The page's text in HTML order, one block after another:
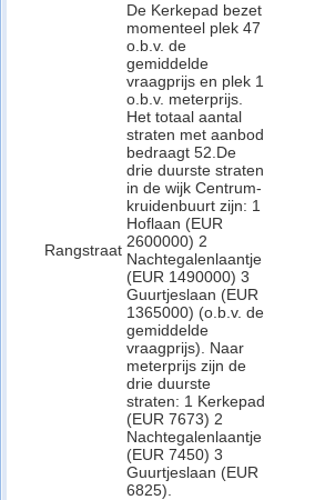
Rangstraat
De Kerkepad bezet
momenteel plek 47
o.b.v. de
gemiddelde
vraagprijs en plek 1
o.b.v. meterprijs.
Het totaal aantal
straten met aanbod
bedraagt 52.De
drie duurste straten
in de wijk Centrum-
kruidenbuurt zijn: 1
Hoflaan (EUR
2600000) 2
Nachtegalenlaantje
(EUR 1490000) 3
Guurtjeslaan (EUR
1365000) (o.b.v. de
gemiddelde
vraagprijs). Naar
meterprijs zijn de
drie duurste
straten: 1 Kerkepad
(EUR 7673) 2
Nachtegalenlaantje
(EUR 7450) 3
Guurtjeslaan (EUR
6825).